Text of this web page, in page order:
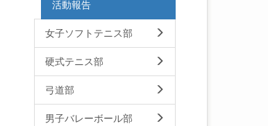
活動報告
女子ソフトテニス部
硬式テニス部
弓道部
男子バレーボール部